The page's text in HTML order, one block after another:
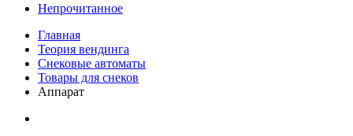
Непрочитанное
Главная
Теория вендинга
Снековые автоматы
Товары для снеков
Аппарат